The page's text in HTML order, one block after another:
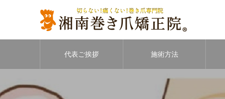
代表ご挨拶 施術方法